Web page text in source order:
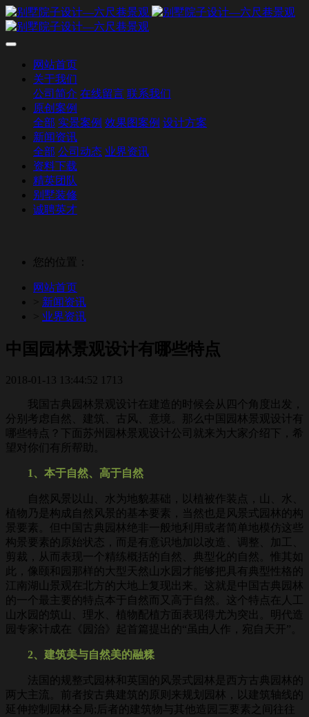
网站首页
关于我们
公司简介 在线留言 联系我们
原创案例
全部 实景案例 效果图案例 设计方案
新闻资讯
全部 公司动态 业界资讯
资料下载
精英团队
别墅装修
诚聘英才
您的位置：
网站首页
> 新闻资讯
> 业界资讯
中国园林景观设计有哪些特点
2018-01-13 13:44:52 1713
我国古典园林景观设计在建造的时候会从四个角度出发，
分别考虑自然、建筑、古风、意境。那么中国园林景观设计有
哪些特点？下面苏州园林景观设计公司就来为大家介绍下，希
望对你们有所帮助。
1、本于自然、高于自然
自然风景以山、水为地貌基础，以植被作装点，山、水、
植物乃是构成自然风景的基本要素，当然也是风景式园林的构
景要素。但中国古典园林绝非一般地利用或者简单地模仿这些
构景要素的原始状态，而是有意识地加以改造、调整、加工、
剪裁，从而表现一个精练概括的自然、典型化的自然。惟其如
此，像颐和园那样的大型天然山水园才能够把具有典型性格的
江南湖山景观在北方的大地上复现出来。这就是中国古典园林
的一个最主要的特点本于自然而又高于自然。这个特点在人工
山水园的筑山、理水、植物配植方面表现得尤为突出。明代造
园专家计成在《园治》起首篇提出的“虽由人作，宛自天开”。
2、建筑美与自然美的融糅
法国的规整式园林和英国的风景式园林是西方古典园林的
两大主流。前者按古典建筑的原则来规划园林，以建筑轴线的
延伸控制园林全局;后者的建筑物与其他造园三要素之间往往